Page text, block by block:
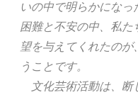
いの中で明らかにな
困難と不安の中、私た
望を与えてくれたの
うことです。
文化芸術活動は、断